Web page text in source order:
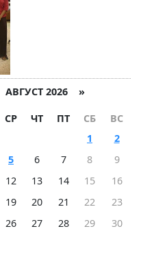
АВГУСТ 2026 »
СР ЧТ ПТ СБ
ВС
1
2
5 6 7 8
9
12 13 14 15
16
19 20 21 22
23
26 27 28 29
30